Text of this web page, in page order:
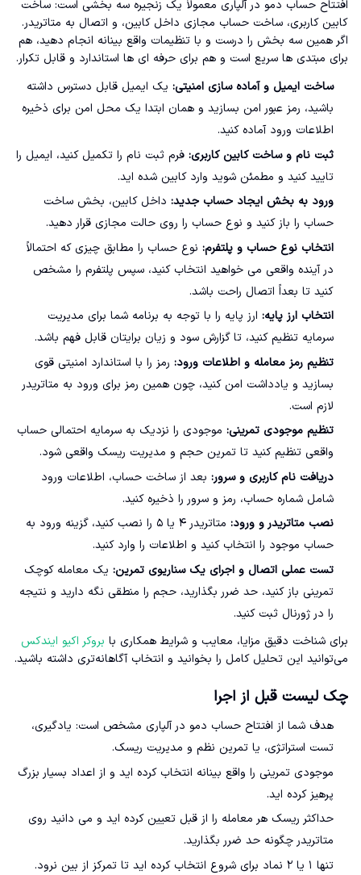
افتتاح حساب دمو در آلپاری معمولاً یک زنجیره سه بخشی است: ساخت
کابین کاربری، ساخت حساب مجازی داخل کابین، و اتصال به متاتریدر.
اگر همین سه بخش را درست و با تنظیمات واقع بینانه انجام دهید، هم
برای مبتدی ها سریع است و هم برای حرفه ای ها استاندارد و قابل تکرار.
ساخت ایمیل و آماده سازی امنیتی: یک ایمیل قابل دسترس داشته
باشید، رمز عبور امن بسازید و همان ابتدا یک محل امن برای ذخیره
اطلاعات ورود آماده کنید.
ثبت نام و ساخت کابین کاربری: فرم ثبت نام را تکمیل کنید، ایمیل را
تایید کنید و مطمئن شوید وارد کابین شده اید.
ورود به بخش ایجاد حساب جدید: داخل کابین، بخش ساخت
حساب را باز کنید و نوع حساب را روی حالت مجازی قرار دهید.
انتخاب نوع حساب و پلتفرم: نوع حساب را مطابق چیزی که احتمالاً
در آینده واقعی می خواهید انتخاب کنید، سپس پلتفرم را مشخص
کنید تا بعداً اتصال راحت باشد.
انتخاب ارز پایه: ارز پایه را با توجه به برنامه شما برای مدیریت
سرمایه تنظیم کنید، تا گزارش سود و زیان برایتان قابل فهم باشد.
تنظیم رمز معامله و اطلاعات ورود: رمز را با استاندارد امنیتی قوی
بسازید و یادداشت امن کنید، چون همین رمز برای ورود به متاتریدر
لازم است.
تنظیم موجودی تمرینی: موجودی را نزدیک به سرمایه احتمالی حساب
واقعی تنظیم کنید تا تمرین حجم و مدیریت ریسک واقعی شود.
دریافت نام کاربری و سرور: بعد از ساخت حساب، اطلاعات ورود
شامل شماره حساب، رمز و سرور را ذخیره کنید.
نصب متاتریدر و ورود:
متاتریدر ۴ یا ۵ را نصب کنید، گزینه ورود به
حساب موجود را انتخاب کنید و اطلاعات را وارد کنید.
تست عملی اتصال و اجرای یک سناریوی تمرین: یک معامله کوچک
تمرینی باز کنید، حد ضرر بگذارید، حجم را منطقی نگه دارید و نتیجه
را در ژورنال ثبت کنید.
برای شناخت دقیق مزایا، معایب و شرایط همکاری با بروکر اکیو ایندکس
می‌توانید این تحلیل کامل را بخوانید و انتخاب آگاهانه‌تری داشته باشید.
چک لیست قبل از اجرا
هدف شما از افتتاح حساب دمو در آلپاری مشخص است: یادگیری،
تست استراتژی، یا تمرین نظم و مدیریت ریسک.
موجودی تمرینی را واقع بینانه انتخاب کرده اید و از اعداد بسیار بزرگ
پرهیز کرده اید.
حداکثر ریسک هر معامله را از قبل تعیین کرده اید و می دانید روی
متاتریدر چگونه حد ضرر بگذارید.
تنها ۱ یا ۲ نماد برای شروع انتخاب کرده اید تا تمرکز از بین نرود.